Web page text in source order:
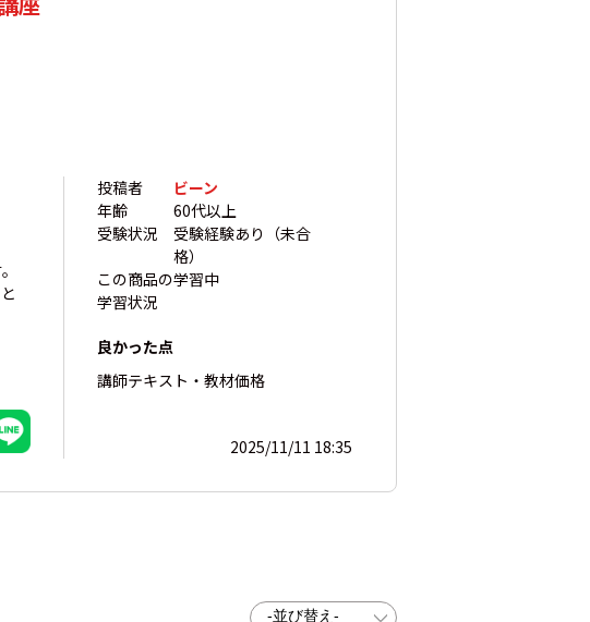
投稿者
ビーン
年齢
60代以上
受験状況
受験経験あり（未合
格）
この商品の
学習状況
学習中
良かった点
講師テキスト・教材価格
2025/11/11 18:35